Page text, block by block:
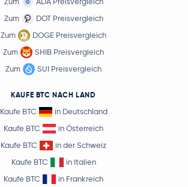
Zum
DOT Preisvergleich
Zum
DOGE Preisvergleich
Zum
SHIB Preisvergleich
Zum
SUI Preisvergleich
KAUFE BTC NACH LAND
Kaufe BTC
in Deutschland
Kaufe BTC
in Österreich
Kaufe BTC
in der Schweiz
Kaufe BTC
in Italien
Kaufe BTC
in Frankreich